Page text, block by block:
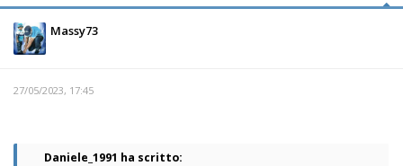
Massy73
27/05/2023, 17:45
Daniele_1991 ha scritto: